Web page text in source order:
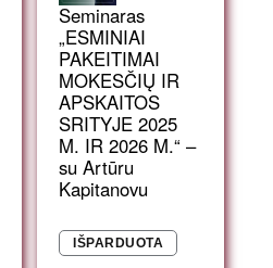
Seminaras
„ESMINIAI
PAKEITIMAI
MOKESČIŲ IR
APSKAITOS
SRITYJE 2025
M. IR 2026 M.“ –
su Artūru
Kapitanovu
IŠPARDUOTA